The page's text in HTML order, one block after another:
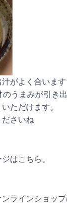
汁がよく合いま
のうまみが引き
ただけます。
さいね
はこちら。
ラインショップ